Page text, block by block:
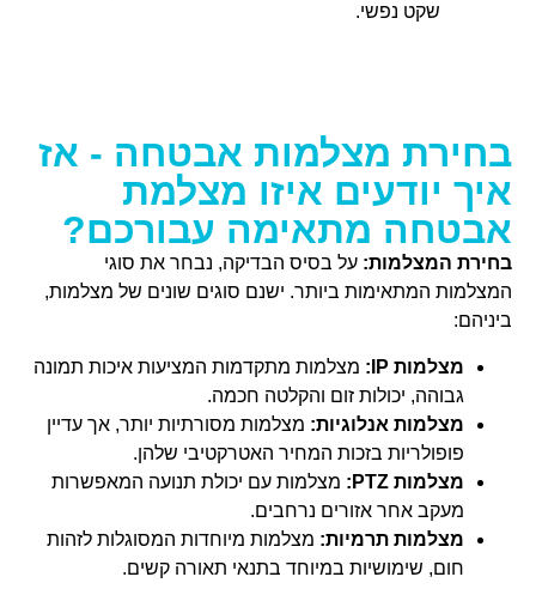
שקט נפשי.
בחירת מצלמות אבטחה - אז
איך יודעים איזו מצלמת
אבטחה מתאימה עבורכם?
בחירת המצלמות: על בסיס הבדיקה, נבחר את סוגי
המצלמות המתאימות ביותר. ישנם סוגים שונים של מצלמות,
ביניהם:
מצלמות IP:
מצלמות מתקדמות המציעות איכות תמונה
גבוהה, יכולות זום והקלטה חכמה.
מצלמות אנלוגיות: מצלמות מסורתיות יותר, אך עדיין
פופולריות בזכות המחיר האטרקטיבי שלהן.
מצלמות PTZ:
מצלמות עם יכולת תנועה המאפשרות
מעקב אחר אזורים נרחבים.
מצלמות תרמיות: מצלמות מיוחדות המסוגלות לזהות
חום, שימושיות במיוחד בתנאי תאורה קשים.